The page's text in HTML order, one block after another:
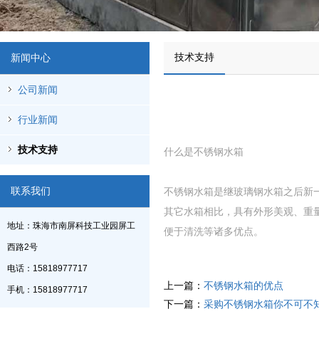
新闻中心
公司新闻
行业新闻
技术支持
联系我们
地址：珠海市南屏科技工业园屏工
西路2号
电话：15818977717
手机：15818977717
技术支持
什么是不锈钢水箱
不锈钢水箱是继玻璃钢水箱之后新
其它水箱相比，具有外形美观、重
便于清洗等诸多优点。
上一篇： 不锈钢水箱的优点
下一篇： 采购不锈钢水箱你不可不